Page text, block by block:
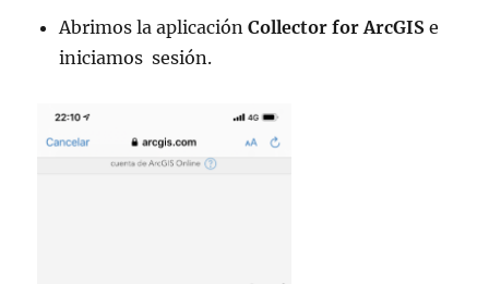
Abrimos la aplicaciónCollector for ArcGISe
iniciamos sesión.